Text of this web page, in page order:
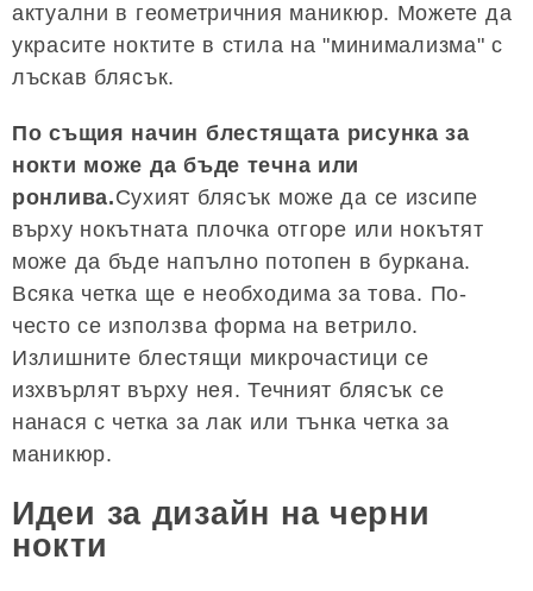
актуални в геометричния маникюр. Можете да
украсите ноктите в стила на "минимализма" с
лъскав блясък.
По същия начин блестящата рисунка за
нокти може да бъде течна или
ронлива.Сухият блясък може да се изсипе
върху нокътната плочка отгоре или нокътят
може да бъде напълно потопен в буркана.
Всяка четка ще е необходима за това. По-
често се използва форма на ветрило.
Излишните блестящи микрочастици се
изхвърлят върху нея. Течният блясък се
нанася с четка за лак или тънка четка за
маникюр.
Идеи за дизайн на черни
нокти